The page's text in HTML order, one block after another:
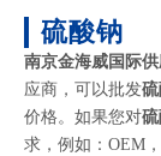
硫酸钠
南京金海威国际
应商，可以批发
价格。如果您对
求，例如：OEM